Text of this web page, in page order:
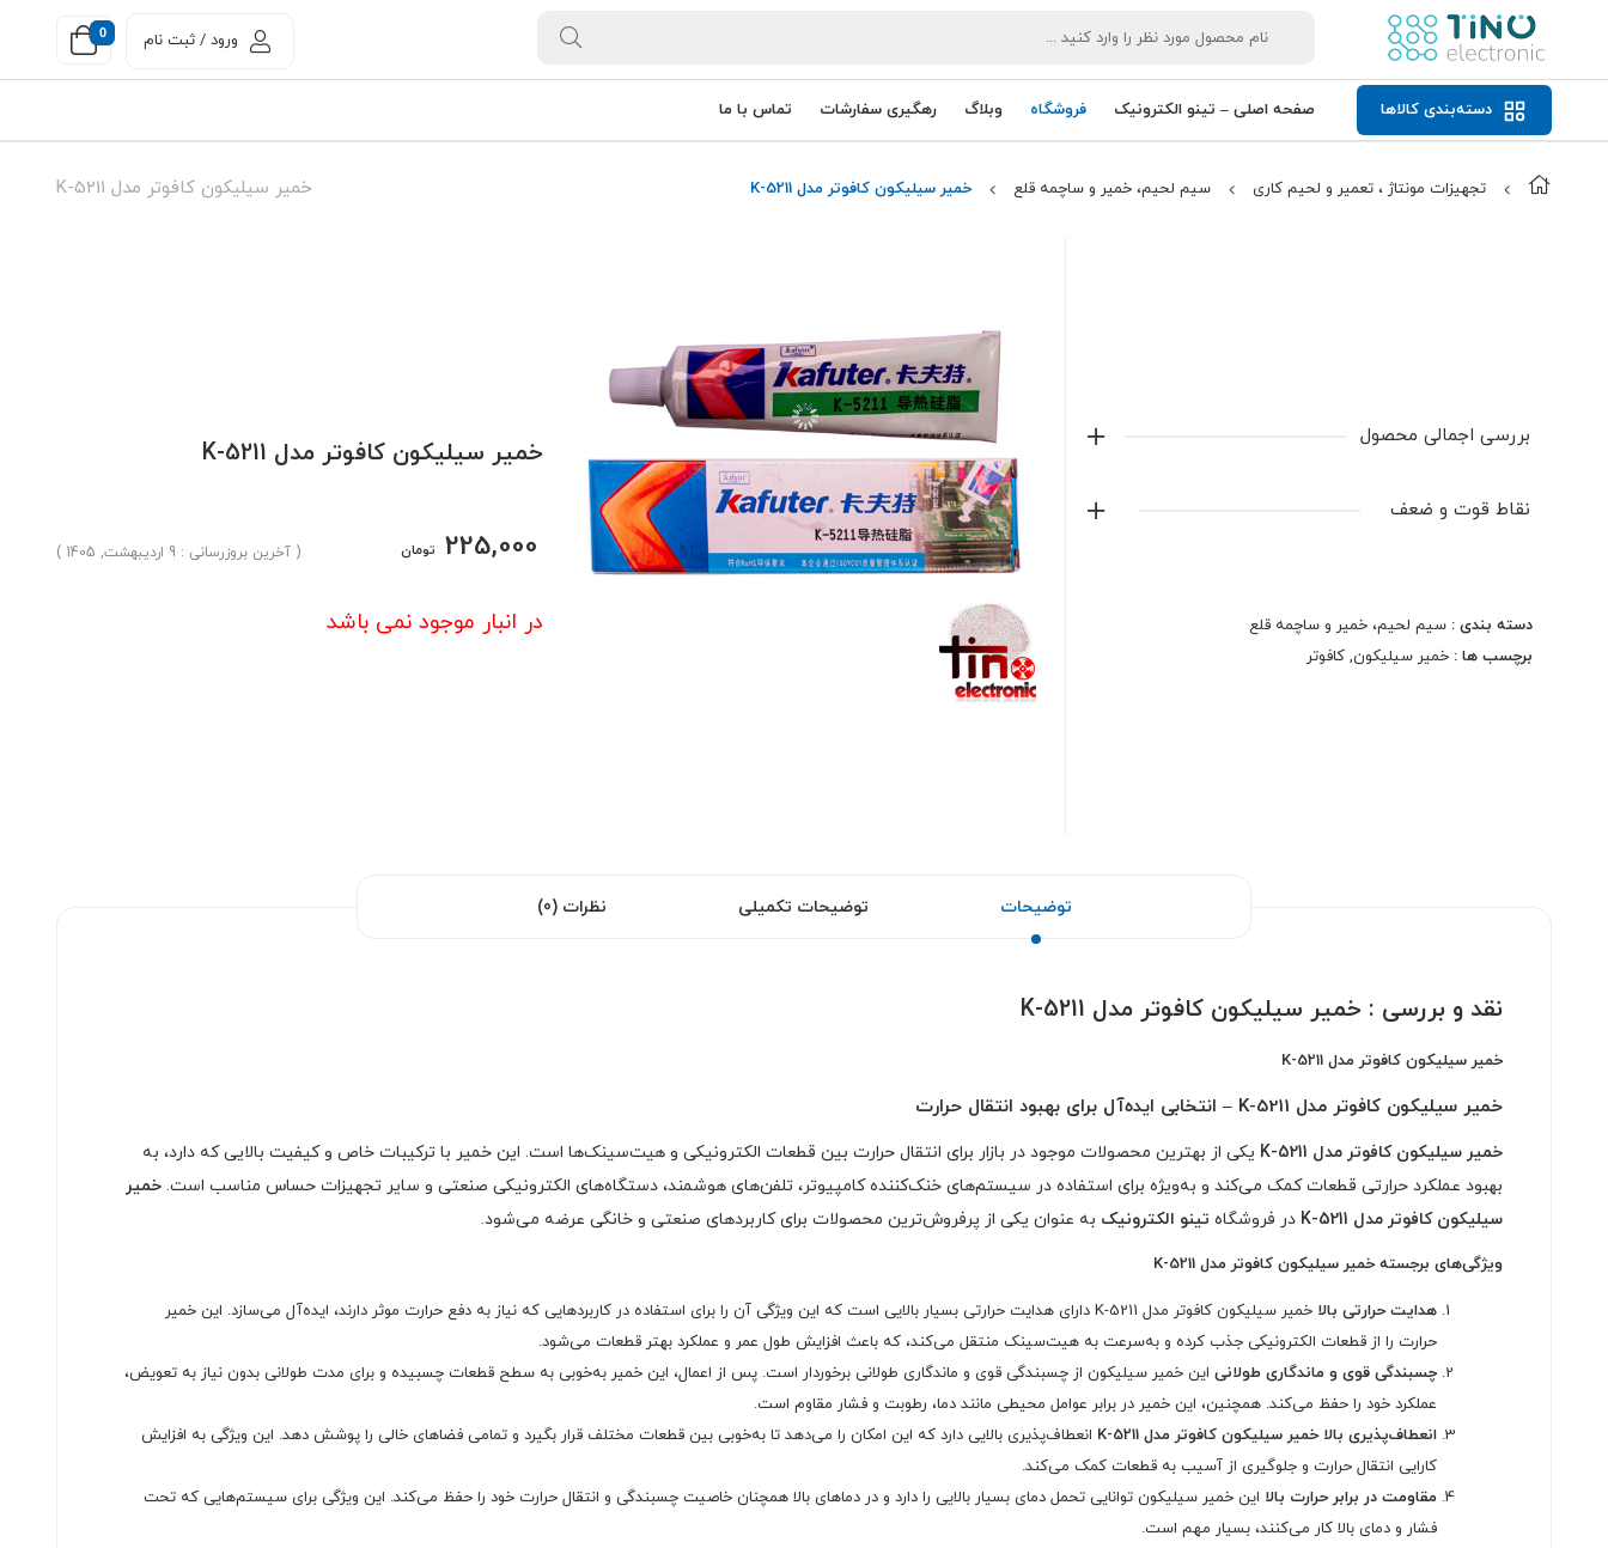
0 ورود / ثبت نام
دسته‌بندی کالاها صفحه اصلی – تینو الکترونیک فروشگاه وبلاگ رهگیری سفارشات تماس با ما
خمیر سیلیکون کافوتر مدل K-5211 تجهیزات مونتاژ ، تعمیر و لحیم کاری سیم لحیم، خمیر و ساچمه قلع خمیر سیلیکون کافوتر مدل K-5211
بررسی اجمالی محصول
خاص و کیفیت بالایی که دارد، به بهبود عملکرد حرارتی
قطعات کمک می‌کند و به‌ویژه برای استفاده در
نقاط قوت و ضعف
دسته بندی : سیم لحیم، خمیر و ساچمه قلع
برچسب ها : خمیر سیلیکون, کافوتر
خمیر سیلیکون کافوتر مدل K-5211
225,000 تومان ( آخرین بروزرسانی : 9 اردیبهشت, 1405 )
در انبار موجود نمی باشد
توضیحات توضیحات تکمیلی نظرات (0)
نقد و بررسی : خمیر سیلیکون کافوتر مدل K-5211
خمیر سیلیکون کافوتر مدل K-5211
خمیر سیلیکون کافوتر مدل K-5211 – انتخابی ایده‌آل برای بهبود انتقال حرارت
خمیر سیلیکون کافوتر مدل K-5211
یکی از بهترین محصولات موجود در بازار برای انتقال حرارت بین قطعات الکترونیکی و هیت‌سینک‌ها است. این خمیر با ترکیبات خاص و کیفیت بالایی که دارد، به
بهبود عملکرد حرارتی قطعات کمک می‌کند و به‌ویژه برای استفاده در سیستم‌های خنک‌کننده کامپیوتر، تلفن‌های هوشمند، دستگاه‌های الکترونیکی صنعتی و سایر تجهیزات حساس مناسب است. خمیر
سیلیکون کافوتر مدل K-5211
در فروشگاه تینو الکترونیک به عنوان یکی از پرفروش‌ترین محصولات برای کاربردهای صنعتی و خانگی عرضه می‌شود.
ویژگی‌های برجسته خمیر سیلیکون کافوتر مدل K-5211
هدایت حرارتی بالا
خمیر سیلیکون کافوتر مدل K-5211 دارای هدایت حرارتی بسیار بالایی است که این ویژگی آن را برای استفاده در کاربردهایی که نیاز به دفع حرارت موثر دارند، ایده‌آل می‌سازد. این خمیر
حرارت را از قطعات الکترونیکی جذب کرده و به‌سرعت به هیت‌سینک منتقل می‌کند، که باعث افزایش طول عمر و عملکرد بهتر قطعات می‌شود.
چسبندگی قوی و ماندگاری طولانی این خمیر سیلیکون از چسبندگی قوی و ماندگاری طولانی برخوردار است. پس از اعمال، این خمیر به‌خوبی به سطح قطعات چسبیده و برای مدت طولانی بدون نیاز به تعویض،
عملکرد خود را حفظ می‌کند. همچنین، این خمیر در برابر عوامل محیطی مانند دما، رطوبت و فشار مقاوم است.
انعطاف‌پذیری بالا خمیر سیلیکون کافوتر مدل K-5211
انعطاف‌پذیری بالایی دارد که این امکان را می‌دهد تا به‌خوبی بین قطعات مختلف قرار بگیرد و تمامی فضاهای خالی را پوشش دهد. این ویژگی به افزایش
کارایی انتقال حرارت و جلوگیری از آسیب به قطعات کمک می‌کند.
مقاومت در برابر حرارت بالا این خمیر سیلیکون توانایی تحمل دمای بسیار بالایی را دارد و در دماهای بالا همچنان خاصیت چسبندگی و انتقال حرارت خود را حفظ می‌کند. این ویژگی برای سیستم‌هایی که تحت
فشار و دمای بالا کار می‌کنند، بسیار مهم است.